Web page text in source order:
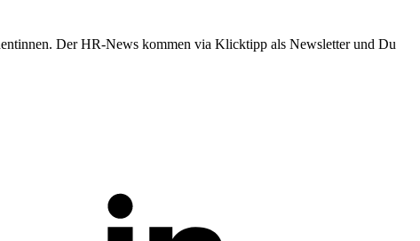
Der HR-News kommen via Klicktipp als Newsletter und Du